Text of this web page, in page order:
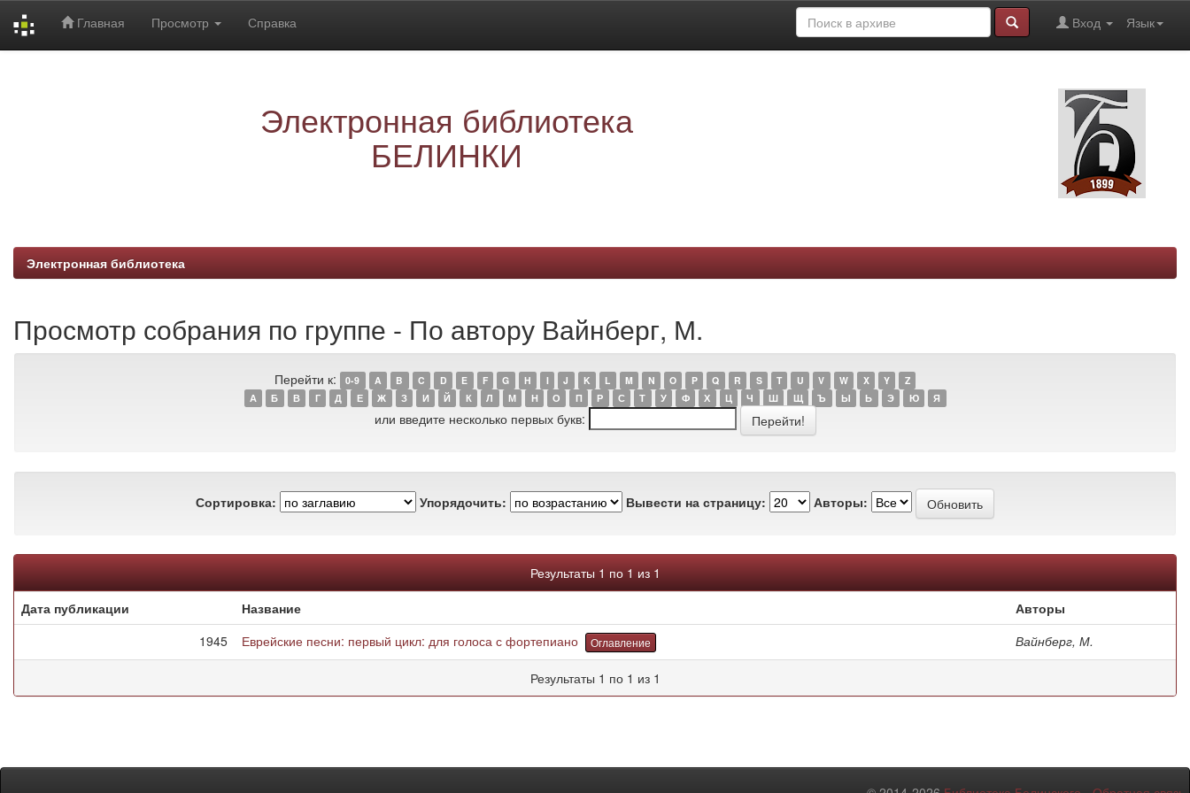
Главная Просмотр Справка Язык
Вход
Электронная библиотека
БЕЛИНКИ
Электронная библиотека
Просмотр собрания по группе - По автору Вайнберг, М.
Перейти к: 0-9 A B C D E F G H I J K L M N O P Q R S T U V W X Y
Z
А
Б В Г Д Е Ж З И Й К Л М Н О П Р С Т У Ф Х Ц Ч Ш Щ Ъ Ы Ь Э Ю Я
или введите несколько первых букв:
Сортировка: Упорядочить: Вывести на страницу: Авторы:
Результаты 1 по 1 из 1
Дата публикации
Название
Авторы
1945
Еврейские песни: первый цикл: для голоса с фортепиано Оглавление Вайнберг, М.
Результаты 1 по 1 из 1